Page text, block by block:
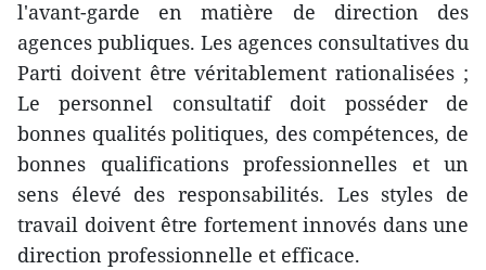
l'avant-garde en matière de direction des
agences publiques. Les agences consultatives du
Parti doivent être véritablement rationalisées ;
Le personnel consultatif doit posséder de
bonnes qualités politiques, des compétences, de
bonnes qualifications professionnelles et un
sens élevé des responsabilités. Les styles de
travail doivent être fortement innovés dans une
direction professionnelle et efficace.